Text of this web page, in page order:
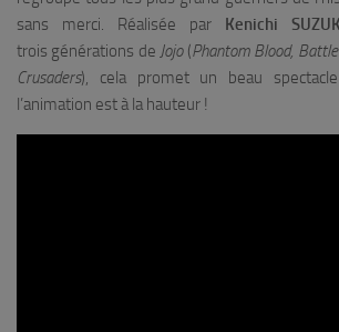
sans merci. Réalisée par Kenichi
trois générations de Jojo(Phantom Blood,
Crusaders), cela promet un beau
l’animation est à la hauteur !